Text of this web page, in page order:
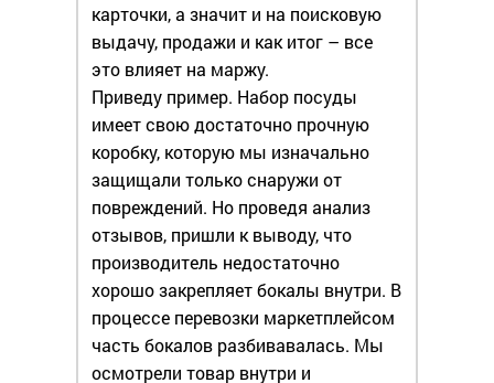
карточки, а значит и на поисковую
выдачу, продажи и как итог – все
это влияет на маржу.
Приведу пример. Набор посуды
имеет свою достаточно прочную
коробку, которую мы изначально
защищали только снаружи от
повреждений. Но проведя анализ
отзывов, пришли к выводу, что
производитель недостаточно
хорошо закрепляет бокалы внутри. В
процессе перевозки маркетплейсом
часть бокалов разбивавалась. Мы
осмотрели товар внутри и